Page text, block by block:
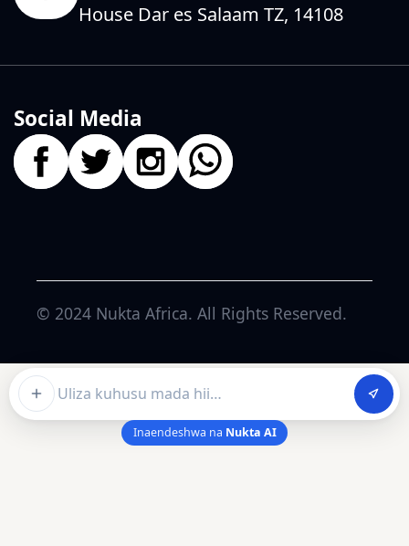
Ask about this article
Inaendeshwa na Nukta AI
House Dar es Salaam TZ, 14108
Social Media
© 2024 Nukta Africa. All Rights Reserved.